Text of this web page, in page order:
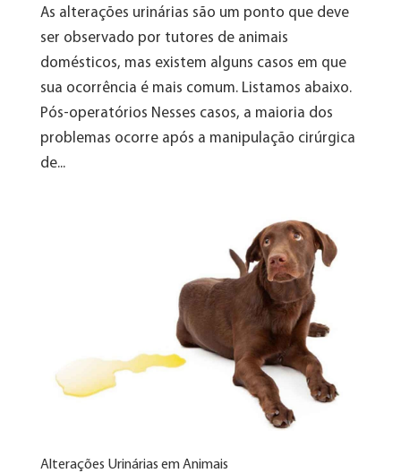
As alterações urinárias são um ponto que deve
ser observado por tutores de animais
domésticos, mas existem alguns casos em que
sua ocorrência é mais comum. Listamos abaixo.
Pós-operatórios Nesses casos, a maioria dos
problemas ocorre após a manipulação cirúrgica
de...
Alterações Urinárias em Animais